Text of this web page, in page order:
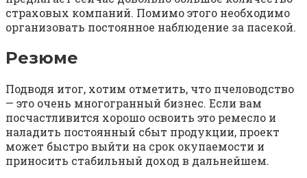
страховых компаний. Помимо этого необходимо
организовать постоянное наблюдение за пасекой.
Резюме
Подводя итог, хотим отметить, что пчеловодство
— это очень многогранный бизнес. Если вам
посчастливится хорошо освоить это ремесло и
наладить постоянный сбыт продукции, проект
может быстро выйти на срок окупаемости и
приносить стабильный доход в дальнейшем.